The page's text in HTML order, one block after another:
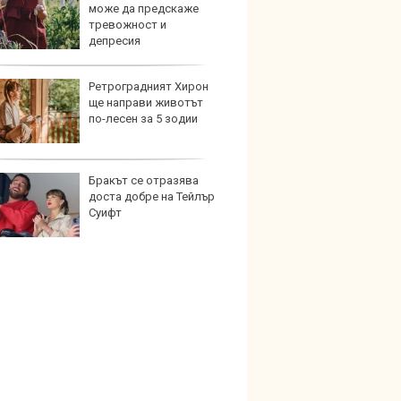
може да предскаже
тревожност и
депресия
Ретроградният Хирон
ще направи животът
по-лесен за 5 зодии
Бракът се отразява
доста добре на Тейлър
Суифт